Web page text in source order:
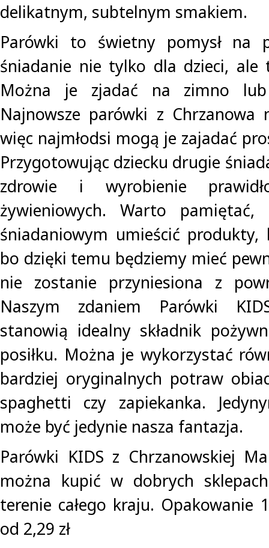
delikatnym, subtelnym smakiem.
Parówki to świetny pomysł na
śniadanie nie tylko dla dzieci, ale
Można je zjadać na zimno
Najnowsze parówki z Chrzanowa
więc najmłodsi mogą je zajadać
Przygotowując dziecku drugie
zdrowie i wyrobienie
żywieniowych. Warto
śniadaniowym umieścić
bo dzięki temu będziemy mieć
nie zostanie przyniesiona z
Naszym zdaniem Parówki
stanowią idealny składnik
posiłku. Można je wykorzystać
bardziej oryginalnych potraw
spaghetti czy zapiekanka.
może być jedynie nasza fantazja.
Parówki KIDS z Chrzanowskiej
można kupić w dobrych
terenie całego kraju. Opakowanie
od 2,29 zł